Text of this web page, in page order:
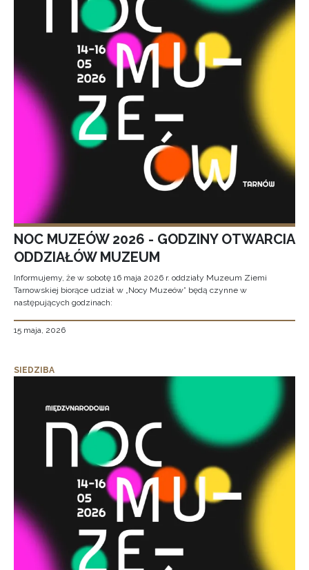
NOC MUZEÓW 2026 - GODZINY OTWARCIA
ODDZIAŁÓW MUZEUM
Informujemy, że w sobotę 16 maja 2026 r. oddziały Muzeum Ziemi
Tarnowskiej biorące udział w „Nocy Muzeów” będą czynne w
następujących godzinach:
15 maja, 2026
SIEDZIBA